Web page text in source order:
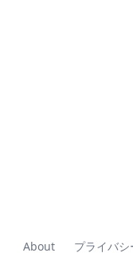
About プライバ